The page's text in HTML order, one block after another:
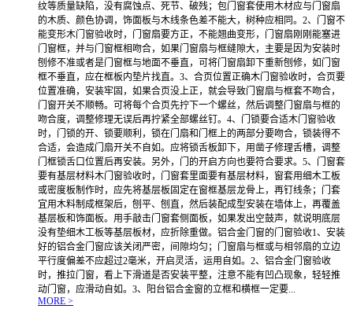
纹等质量缺陷，没有腐蚀点、死节、破残；包门窗套使用木材应与门窗扇
的木质、颜色协调，饰面板与木线条色差不能大，树种应相同。2、门窗不
能变形木门窗验收时，门窗扇要方正，不能翘曲变形，门窗扇刚刚能塞进
门窗框，并与门窗框相吻合，如果门窗扇与框缝隙大，主要是因为安装时
刨修不准或者是门窗框与地面不垂直，可将门窗扇卸下重新刨修，如门窗
框不垂直，应在框板内垫片找直。3、合页位置正确木门窗验收时，合页要
位置准确，安装牢固，如果合页没上正，就会导致门窗扇与框套不吻合，
门窗开关不顺畅。可将每个合页先拧下一个螺丝，然后调整门窗扇与框的
吻合度，调整修理无误后再拧紧全部螺丝钉。4、门锁要合适木门窗验收
时，门锁的开、锁要顺利，锁在门扇和门框上的两部分要吻合，锁装得不
合适，会造成门扇开关不自如。应将锁舌板卸下，用凿子修理舌槽，调整
门框锁舌口位置后再安装。另外，门的开启方向也要符合要求。5、门窗套
要有基层材料木门窗验收时，门窗套里面要有基层材料，窗套用细木工板
或密度板制作时，应先将基层板固定在窗框基层龙骨上，再钉线条；门套
宜用木料制成框架后，刨平、刨直，然后装配成型安装在墙体上，再覆盖
基层板和饰面板。用手敲击门窗套侧面板，如果发出空鼓声，就说明底层
没有垫细木工板等基层板材，应折除重做。铝合金门窗的门窗验收1、安装
好的铝合金门窗应该关闭严密，间隙均匀；门窗扇与框或与相邻扇的立边
平行度偏差不应超过2毫米，开启灵活，运用自如。2、铝合金门窗验收
时，推拉门窗，看上下滑道是否安装平整，注意不能有凹凸现象，轻轻推
动门窗，应滑动自如。3、阳台铝合金窗的立框和横框一定要...
MORE >